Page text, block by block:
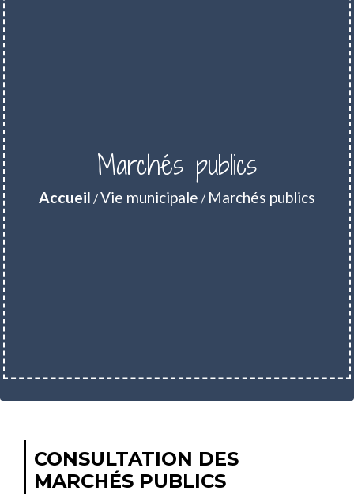
Marchés publics
Accueil /Vie municipale / Marchés publics
CONSULTATION DES
MARCHÉS PUBLICS